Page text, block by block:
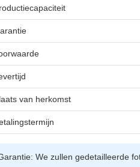
van herkomst
We zullen gedetailleerde